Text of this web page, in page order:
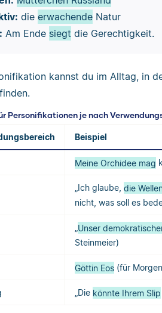
die erwachendeNatur
Am Ende siegt die Gerechtigkeit.
kannst du im Alltag, in
Personifikationen je nach
Beispiel
Meine Orchidee mag
„Ich glaube, die
nicht, was soll es
Unser
Steinmeier)
Göttin Eos (für
„Die könnte Ihrem Slip